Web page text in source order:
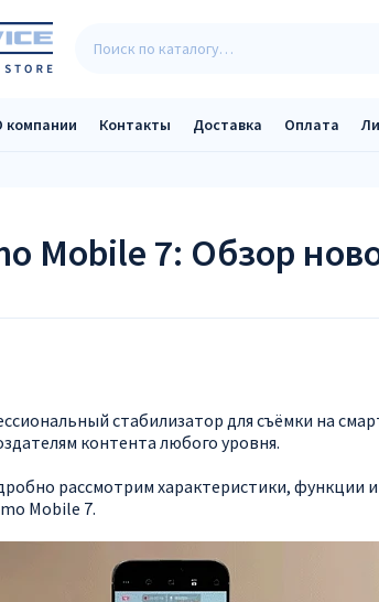
компании Контакты Доставка Оплата
Mobile 7: Обзор
стабилизатор для съёмки на
контента любого уровня.
рассмотрим характеристики, функции
Mobile 7.